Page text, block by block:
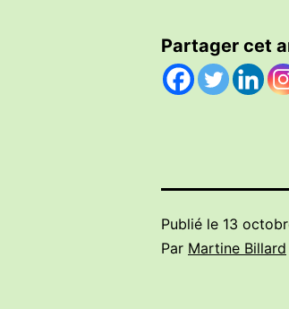
Partager cet
Publié le 13
Par Martine Billard